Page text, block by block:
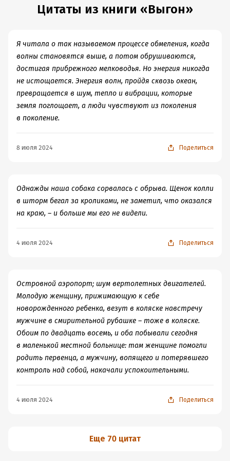
Писательница тщательно описывает интересные
тел. В природе Эми находит множество параллелей с
человеческой жизнью и демонстрирует их читателю,
облачая в поверхностные, но красивые метафоры.
Большинству читателей текст покажется до боли
скучным, в этом можно не сомневаться. Но тот редкий
читатель, который, как и я, обожает Великобританию
со всеми ее бесчисленными островами, тоскливыми
- оценит роман, лучше поймет быт шотландских
Эрозия будет вытачивать в утесах новые
морские своды, которые потом станут
отдельными скалами и наконец
утесы обретают все более и более
сложные очертания. Жизнь становится
побережье.
Пишет Липтрот хорошо, неспешно. Я бы даже сказал,
что это одна из самых медитативных книг, что мне
довелось читать. Объем в почти 300 страниц не
кажется затянутым, вымученным - читаешь и
тяжелый, сложный для людей чувственных и легко
сопереживающих. Тем не менее на протяжении всего
яркий лучик надежды - даже после полного
демонов внутри себя, но это того стоит, и где-то в
лечиться и проходить курсы реабилитаций. И немалой
доли помощи она получила через изучение островной
Цитаты из книги «Выгон»
Я читала о так называемом процессе обмеления, когда
волны становятся выше, а потом обрушиваются,
достигая прибрежного мелководья. Но энергия никогда
не истощается. Энергия волн, пройдя сквозь океан,
превращается в шум, тепло и вибрации, которые
земля поглощает, а люди чувствуют из поколения
в поколение.
8 июля 2024 Поделиться
Однажды наша собака сорвалась с обрыва. Щенок колли
в шторм бегал за кроликами, не заметил, что оказался
на краю, – и больше мы его не видели.
4 июля 2024 Поделиться
Островной аэропорт; шум вертолетных двигателей.
Молодую женщину, прижимающую к себе
новорожденного ребенка, везут в коляске навстречу
мужчине в смирительной рубашке – тоже в коляске.
Обоим по двадцать восемь, и оба побывали сегодня
в маленькой местной больнице: там женщине помогли
родить первенца, а мужчину, вопящего и потерявшего
контроль над собой, накачали успокоительными.
4 июля 2024 Поделиться
Еще 70 цитат